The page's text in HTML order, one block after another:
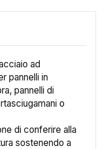
ad
pannelli in
pannelli di
o
di conferire alla
sostenendo a